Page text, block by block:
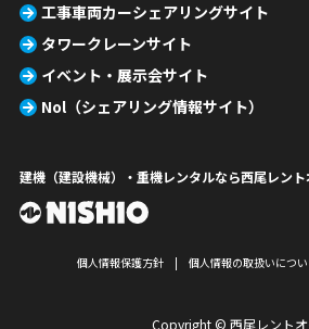
工事車両カーシェアリングサイト
タワークレーンサイト
イベント・展示会サイト
Nol（シェアリング情報サイト）
建機（建設機械）・重機レンタルなら西尾レン
個人情報保護方針 個人情報の取扱いにつ
Copyright © 西尾レント